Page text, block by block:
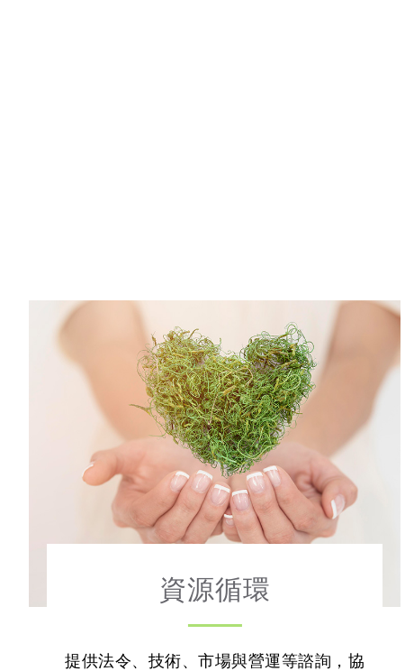
資源循環
提供法令、技術、市場與營運等諮詢，協